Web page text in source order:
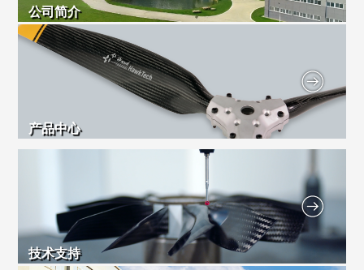
公司简介
产品中心
技术支持